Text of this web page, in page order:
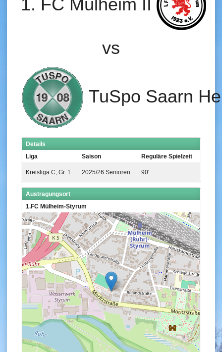
vs
TuSpo Saarn
Details
Liga
Saison Reguläre Spielzeit
Kreisliga C, Gr. 1 2025/26 Senioren 90'
Austragungsort
1.FC Mülheim-Styrum